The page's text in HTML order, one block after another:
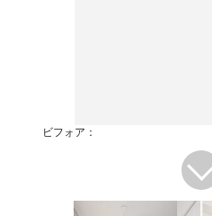
ビフォア：